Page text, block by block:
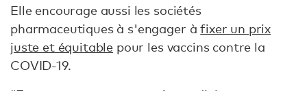
Elle encourage aussi les sociétés
pharmaceutiques à s'engager àfixer un prix
juste et équitable pour les vaccins contre la
COVID-19.